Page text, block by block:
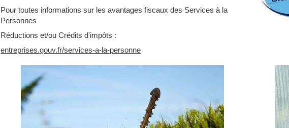
Pour toutes informations sur les avantages fiscaux des Services à la
Personnes
Réductions et/ou Crédits d'impôts :
entreprises.gouv.fr/services-a-la-personne